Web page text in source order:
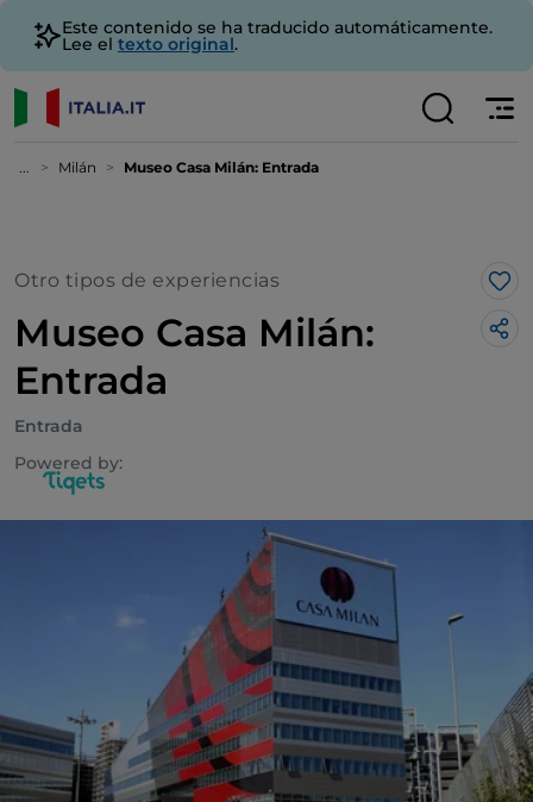
Este contenido se ha traducido automáticamente.
Lee el texto original.
... Milán Museo Casa Milán: Entrada
Otro tipos de experiencias
Museo Casa Milán:
Entrada
Entrada
Powered by:
Me